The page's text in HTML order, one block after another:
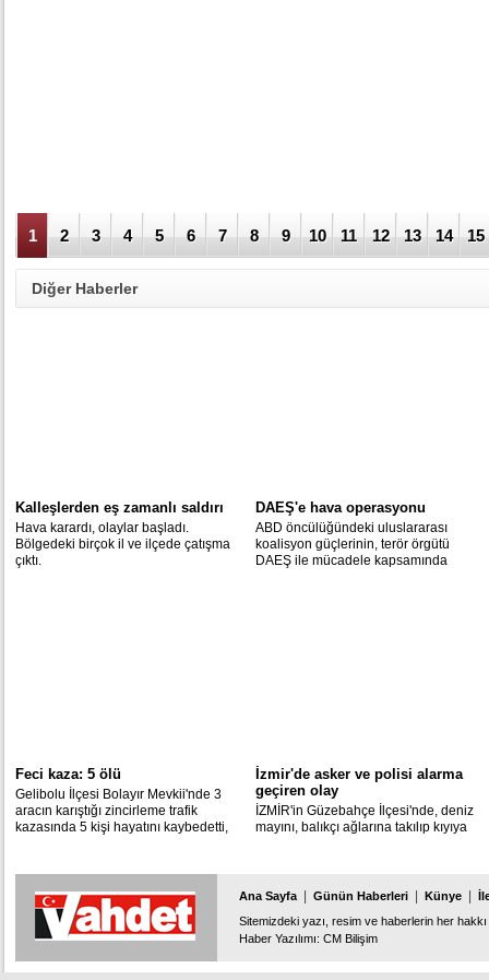
1 2 3 4 5 6 7 8 9 10 11 12 13 14 15
Diğer Haberler
Kalleşlerden eş zamanlı saldırı
Hava karardı, olaylar başladı.
Bölgedeki birçok il ve ilçede çatışma
çıktı.
DAEŞ'e hava operasyonu
ABD öncülüğündeki uluslararası
koalisyon güçlerinin, terör örgütü
DAEŞ ile mücadele kapsamında
Feci kaza: 5 ölü
Gelibolu İlçesi Bolayır Mevkii'nde 3
aracın karıştığı zincirleme trafik
kazasında 5 kişi hayatını kaybedetti,
İzmir'de asker ve polisi alarma
geçiren olay
İZMİR'in Güzebahçe İlçesi'nde, deniz
mayını, balıkçı ağlarına takılıp kıyıya
Ana Sayfa Günün Haberleri Künye
Sitemizdeki yazı, resim ve haberlerin her
Haber Yazılımı: CM Bilişim